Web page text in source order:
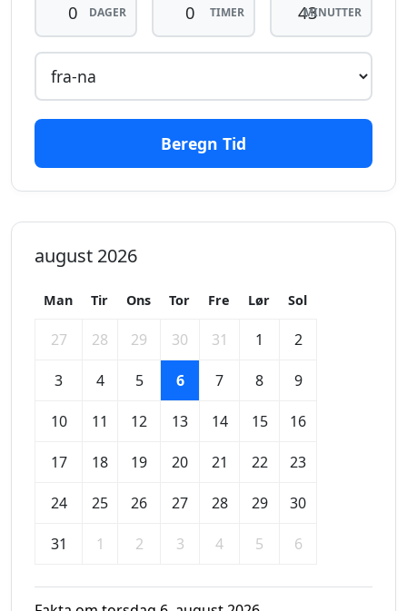
DAGER TIMER MINUTTER
Beregn Tid
august 2026
Man Tir Ons Tor Fre Lør Sol
27 28 29 30 31 1 2
3 4 5 6 7 8 9
10 11 12 13 14 15 16
17 18 19 20 21 22 23
24 25 26 27 28 29 30
31 1 2 3 4 5 6